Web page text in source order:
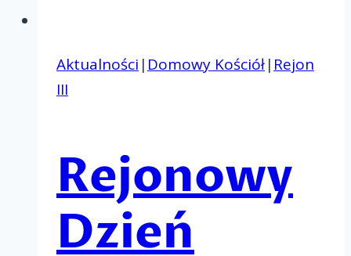
Aktualności | Domowy Kościół| Rejon
III
Rejonowy
Dzień